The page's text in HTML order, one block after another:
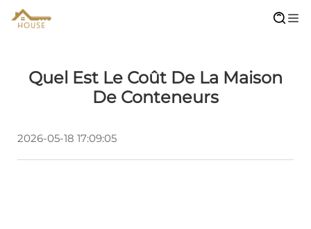
Quel Est Le Coût De La Maison
De Conteneurs
2026-05-18 17:09:05